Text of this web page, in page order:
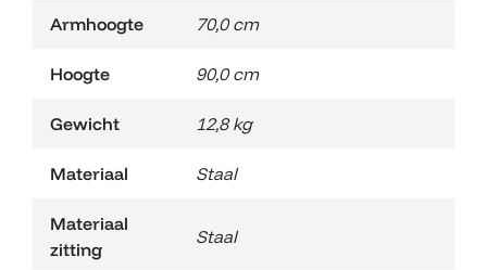
Armhoogte 70,0 cm
Hoogte 90,0 cm
Gewicht 12,8 kg
Materiaal Staal
Materiaal
zitting
Staal